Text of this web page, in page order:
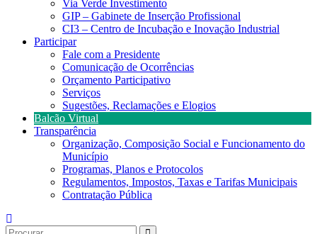
Via Verde Investimento
GIP – Gabinete de Inserção Profissional
CI3 – Centro de Incubação e Inovação Industrial
Participar
Fale com a Presidente
Comunicação de Ocorrências
Orçamento Participativo
Serviços
Sugestões, Reclamações e Elogios
Balcão Virtual
Transparência
Organização, Composição Social e Funcionamento do
Município
Programas, Planos e Protocolos
Regulamentos, Impostos, Taxas e Tarifas Municipais
Contratação Pública